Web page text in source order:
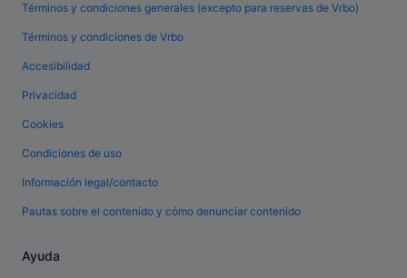
Términos y condiciones generales (excepto para reservas de Vrbo)
Términos y condiciones de Vrbo
Accesibilidad
Privacidad
Cookies
Condiciones de uso
Información legal/contacto
Pautas sobre el contenido y cómo denunciar contenido
Ayuda